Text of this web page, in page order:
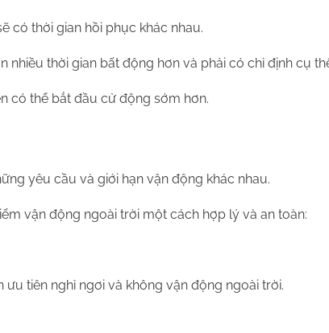
có thời gian hồi phục khác nhau.
thời gian bất động hơn và phải có chỉ định cụ
có thể bắt đầu cử động sớm hơn.
yêu cầu và giới hạn vận động khác nhau.
vận động ngoài trời một cách hợp lý và an toàn:
tiên nghỉ ngơi và không vận động ngoài trời.